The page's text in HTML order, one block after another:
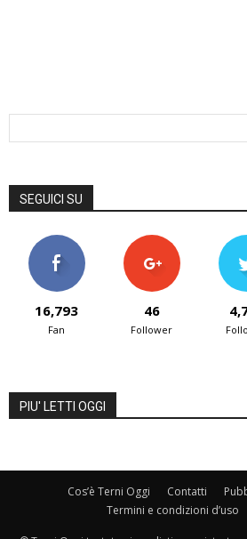
SEGUICI SU
16,793
Fan
46
Follower
PIU' LETTI OGGI
Cos’è Terni Oggi Contatti
Termini e condizioni d’uso